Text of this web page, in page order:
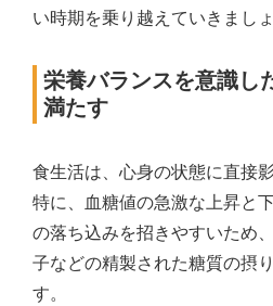
い時期を乗り越えていきましょ
栄養バランスを意識し
満たす
食生活は、心身の状態に直接影
特に、血糖値の急激な上昇と
の落ち込みを招きやすいため
子などの精製された糖質の摂
す。